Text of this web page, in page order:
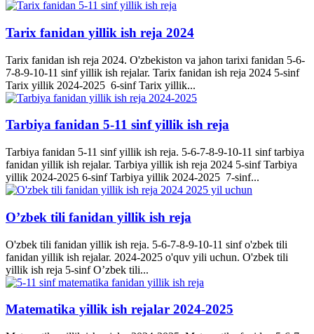
Tarix fanidan yillik ish reja 2024
Tarix fanidan ish reja 2024. O'zbekiston va jahon tarixi fanidan 5-6-
7-8-9-10-11 sinf yillik ish rejalar. Tarix fanidan ish reja 2024 5-sinf
Tarix yillik 2024-2025 6-sinf Tarix yillik...
Tarbiya fanidan 5-11 sinf yillik ish reja
Tarbiya fanidan 5-11 sinf yillik ish reja. 5-6-7-8-9-10-11 sinf tarbiya
fanidan yillik ish rejalar. Tarbiya yillik ish reja 2024 5-sinf Tarbiya
yillik 2024-2025 6-sinf Tarbiya yillik 2024-2025 7-sinf...
O’zbek tili fanidan yillik ish reja
O'zbek tili fanidan yillik ish reja. 5-6-7-8-9-10-11 sinf o'zbek tili
fanidan yillik ish rejalar. 2024-2025 o'quv yili uchun. O'zbek tili
yillik ish reja 5-sinf O’zbek tili...
Matematika yillik ish rejalar 2024-2025